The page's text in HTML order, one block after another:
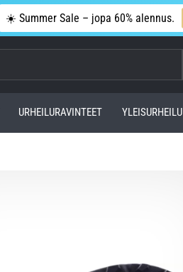
☀️ Summer Sale – jopa 60% alennus.
URHEILURAVINTEET YLEISURHEILU